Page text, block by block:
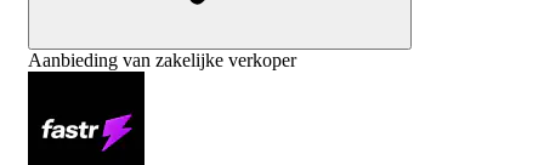
Aanbieding van zakelijke verkoper